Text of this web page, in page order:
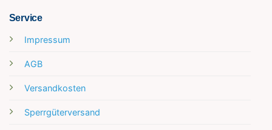
Service
Impressum
AGB
Versandkosten
Sperrgüterversand